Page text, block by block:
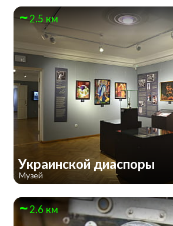
2.5 км
Украинской диаспоры
Музей
2.6 км